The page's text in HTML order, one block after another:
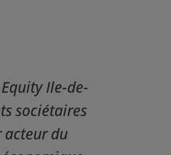
Equity Ile-de-
sociétaires
acteur du